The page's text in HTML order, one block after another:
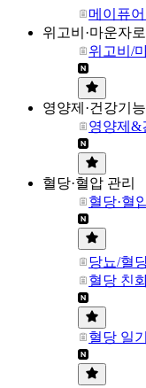
메이퓨
위고비·마운자로
위고비/
영양제·건강기
영양제&
혈당·혈압 관리
혈당·혈
당뇨/혈
혈당 친
혈당 일기